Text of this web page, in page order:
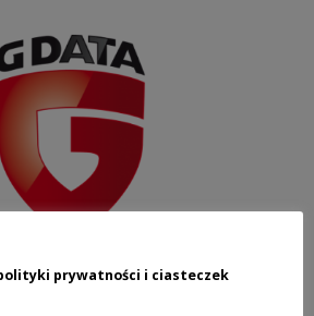
prywatności i ciasteczek